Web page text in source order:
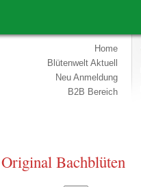
Home
Blütenwelt Aktuell
Neu Anmeldung
B2B Bereich
Original Bachblüten